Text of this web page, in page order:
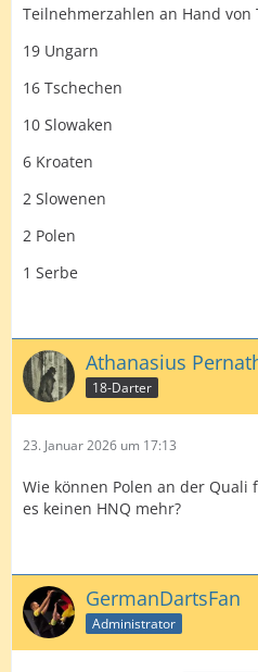
Teilnehmerzahlen an Hand von
19 Ungarn
16 Tschechen
10 Slowaken
6 Kroaten
2 Slowenen
2 Polen
1 Serbe
Athanasius
18-Darter
23. Januar 2026 um 17:13
Wie können Polen an der
es keinen HNQ mehr?
GermanDartsFan
Administrator